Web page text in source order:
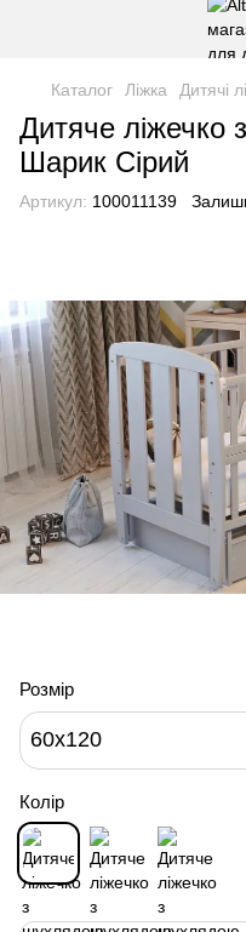
Каталог Ліжка Дитячі
Дитяче
Шарик Сірий
Артикул: 100011139
Розмір
60x120
Колір